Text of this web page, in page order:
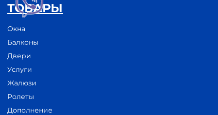
ТОВАРЫ
Окна
Балконы
Двери
Услуги
Жалюзи
Ролеты
Дополнение